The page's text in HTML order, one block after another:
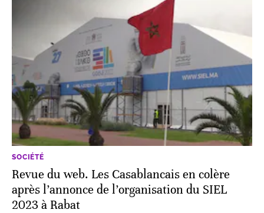
SOCIÉTÉ
Revue du web. Les Casablancais en colère
après l’annonce de l’organisation du SIEL
2023 à Rabat